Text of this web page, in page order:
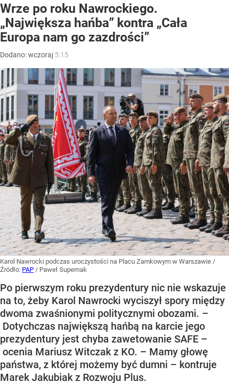
Wrze po roku Nawrockiego.
„Największa hańba” kontra „Cała
Europa nam go zazdrości”
Dodano:wczoraj 5:15
Karol Nawrocki podczas uroczystości na Placu Zamkowym w Warszawie /
Źródło: PAP / Paweł Supernak
Po pierwszym roku prezydentury nic nie wskazuje
na to, żeby Karol Nawrocki wyciszył spory między
dwoma zwaśnionymi politycznymi obozami. –
Dotychczas największą hańbą na karcie jego
prezydentury jest chyba zawetowanie SAFE –
ocenia Mariusz Witczak z KO. – Mamy głowę
państwa, z której możemy być dumni – kontruje
Marek Jakubiak z Rozwoju Plus.